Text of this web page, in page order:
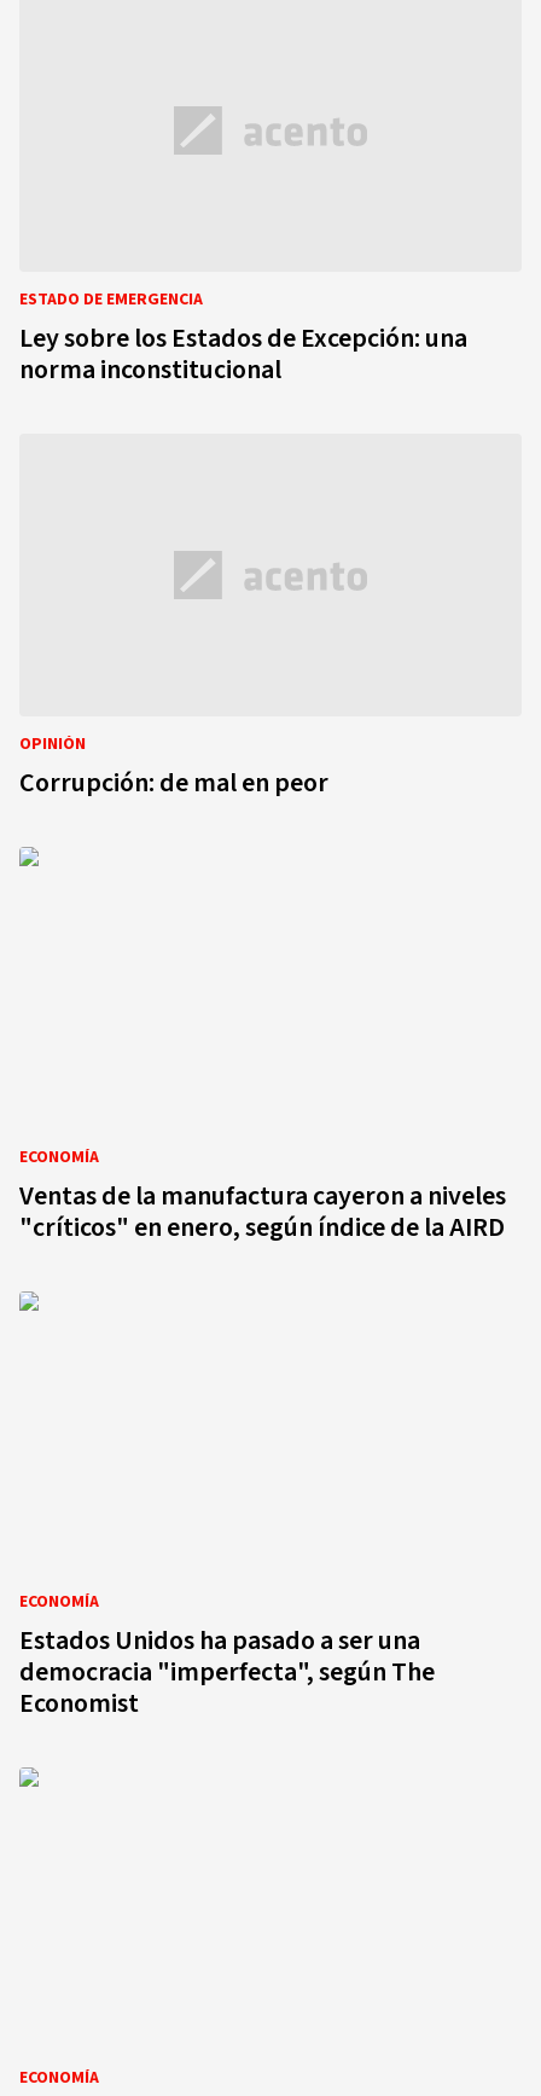
ESTADO DE EMERGENCIA
Ley sobre los Estados de Excepción: una
norma inconstitucional
OPINIÓN
Corrupción: de mal en peor
ECONOMÍA
Ventas de la manufactura cayeron a niveles
"críticos" en enero, según índice de la AIRD
ECONOMÍA
Estados Unidos ha pasado a ser una
democracia "imperfecta", según The
Economist
ECONOMÍA